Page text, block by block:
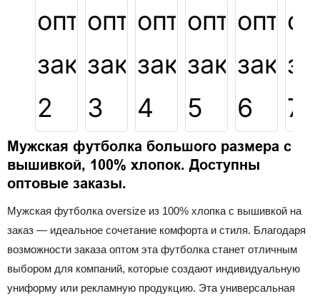
Мужская футболка большого размера с
вышивкой, 100% хлопок. Доступны
оптовые заказы.
Мужская футболка oversize из 100% хлопка с вышивкой на
заказ — идеальное сочетание комфорта и стиля. Благодаря
возможности заказа оптом эта футболка станет отличным
выбором для компаний, которые создают индивидуальную
униформу или рекламную продукцию. Эта универсальная